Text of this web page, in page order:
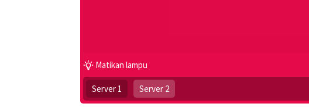
Matikan lampu
Server 1 Server 2